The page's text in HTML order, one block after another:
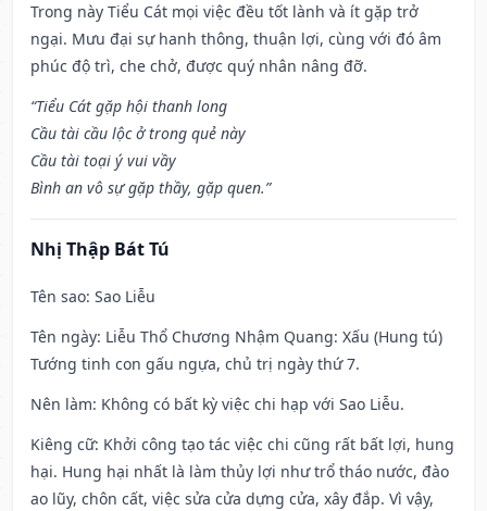
Trong này Tiểu Cát mọi việc đều tốt lành và ít gặp trở
ngại. Mưu đại sự hanh thông, thuận lợi, cùng với đó âm
phúc độ trì, che chở, được quý nhân nâng đỡ.
“Tiểu Cát gặp hội thanh long
Cầu tài cầu lộc ở trong quẻ này
Cầu tài toại ý vui vầy
Bình an vô sự gặp thầy, gặp quen.”
Nhị Thập Bát Tú
Tên sao: Sao Liễu
Tên ngày: Liễu Thổ Chương Nhậm Quang: Xấu (Hung tú)
Tướng tinh con gấu ngựa, chủ trị ngày thứ 7.
Nên làm: Không có bất kỳ việc chi hạp với Sao Liễu.
Kiêng cữ: Khởi công tạo tác việc chi cũng rất bất lợi, hung
hại. Hung hại nhất là làm thủy lợi như trổ tháo nước, đào
ao lũy, chôn cất, việc sửa cửa dựng cửa, xây đắp. Vì vậy,